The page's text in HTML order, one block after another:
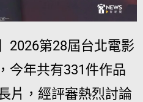
2026第28屆台北電影
今年共有331件作品
片，經評審熱烈討論